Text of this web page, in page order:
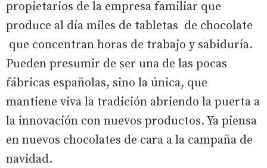
propietarios de la empresa familiar que
produce al día miles de tabletas de chocolate
que concentran horas de trabajo y sabiduría.
Pueden presumir de ser una de las pocas
fábricas españolas, sino la única, que
mantiene viva la tradición abriendo la puerta a
la innovación con nuevos productos. Ya piensa
en nuevos chocolates de cara a la campaña de
navidad.